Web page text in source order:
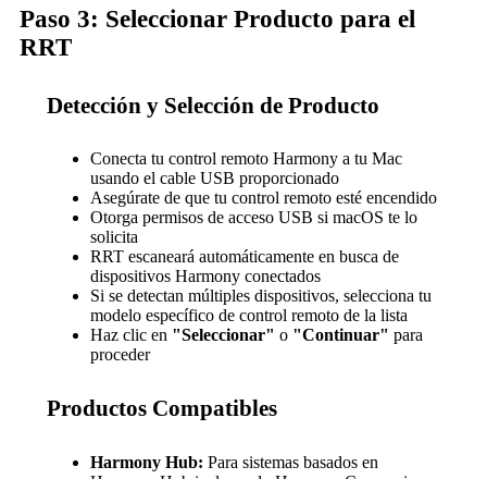
Paso 3: Seleccionar Producto para el
RRT
Detección y Selección de Producto
Conecta tu control remoto Harmony a tu Mac
usando el cable USB proporcionado
Asegúrate de que tu control remoto esté encendido
Otorga permisos de acceso USB si macOS te lo
solicita
RRT escaneará automáticamente en busca de
dispositivos Harmony conectados
Si se detectan múltiples dispositivos, selecciona tu
modelo específico de control remoto de la lista
Haz clic en "Seleccionar" o "Continuar" para
proceder
Productos Compatibles
Harmony Hub: Para sistemas basados en